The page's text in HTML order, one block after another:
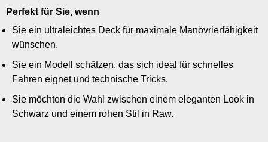
Perfekt für Sie, wenn
Sie ein ultraleichtes Deck für maximale Manövrierfähigkeit
wünschen.
Sie ein Modell schätzen, das sich ideal für schnelles
Fahren eignet und technische Tricks.
Sie möchten die Wahl zwischen einem eleganten Look in
Schwarz und einem rohen Stil in Raw.